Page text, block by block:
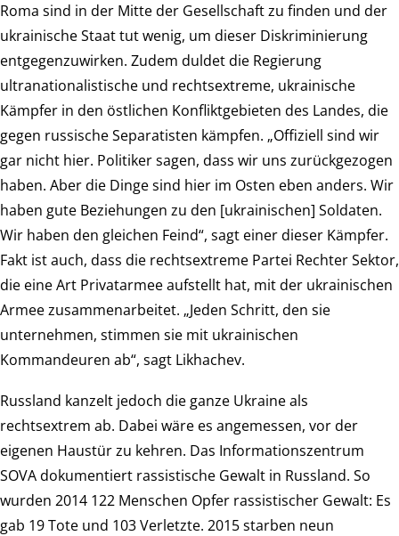
Roma sind in der Mitte der Gesellschaft zu finden und der
ukrainische Staat tut wenig, um dieser Diskriminierung
entgegenzuwirken. Zudem duldet die Regierung
ultranationalistische und rechtsextreme, ukrainische
Kämpfer in den östlichen Konfliktgebieten des Landes, die
gegen russische Separatisten kämpfen. „Offiziell sind wir
gar nicht hier. Politiker sagen, dass wir uns zurückgezogen
haben. Aber die Dinge sind hier im Osten eben anders. Wir
haben gute Beziehungen zu den [ukrainischen] Soldaten.
Wir haben den gleichen Feind“, sagt einer dieser Kämpfer.
Fakt ist auch, dass die rechtsextreme Partei Rechter Sektor,
die eine Art Privatarmee aufstellt hat, mit der ukrainischen
Armee zusammenarbeitet. „Jeden Schritt, den sie
unternehmen, stimmen sie mit ukrainischen
Kommandeuren ab“, sagt Likhachev.
Russland kanzelt jedoch die ganze Ukraine als
rechtsextrem ab. Dabei wäre es angemessen, vor der
eigenen Haustür zu kehren. Das Informationszentrum
SOVA dokumentiert rassistische Gewalt in Russland. So
wurden 2014 122 Menschen Opfer rassistischer Gewalt: Es
gab 19 Tote und 103 Verletzte. 2015 starben neun